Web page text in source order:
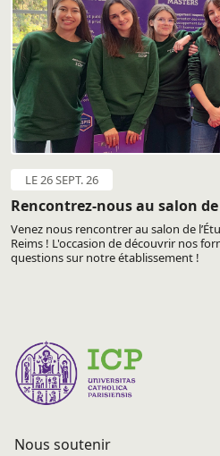
LE 26 SEPT. 26
Rencontrez-nous au salon
Venez nous rencontrer au salon de
Reims ! L'occasion de découvrir nos
questions sur notre établissement !
Nous soutenir